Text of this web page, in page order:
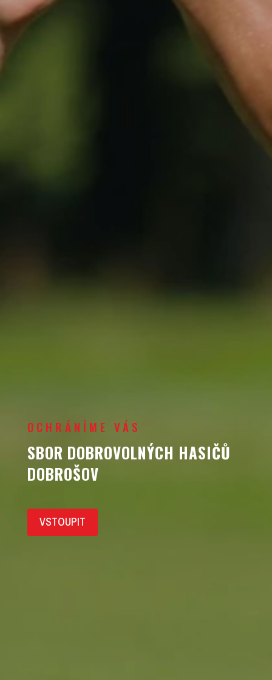
OCHRÁNÍME VÁS
SBOR DOBROVOLNÝCH HASIČŮ
DOBROŠOV
VSTOUPIT